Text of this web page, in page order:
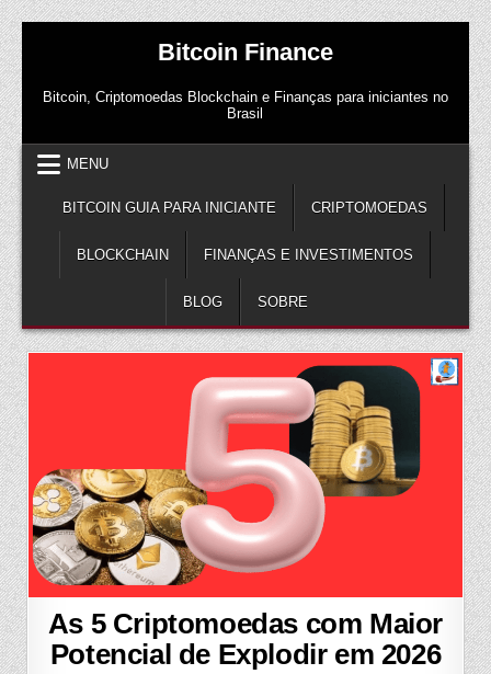
Skip
to
content
Bitcoin Finance
Bitcoin, Criptomoedas Blockchain e Finanças para iniciantes no
Brasil
MENU
BITCOIN GUIA PARA INICIANTE CRIPTOMOEDAS
BLOCKCHAIN FINANÇAS E INVESTIMENTOS
BLOG SOBRE
As 5 Criptomoedas com Maior
Potencial de Explodir em 2026